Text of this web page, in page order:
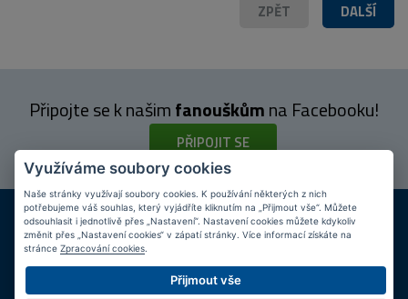
DALŠÍ
ZPĚT
Připojte se k našimfanouškůmna Facebooku!
PŘIPOJIT SE
DOPRAVA ZDARMA
Při nákupu nad 2 000 Kč
KAMENNÉ PRODEJNY
Jsme na trhu více než 10 let
Tipyk nákupu
Využíváme soubory cookies
Naše stránky využívají soubory cookies. K používání některých z nich
potřebujeme váš souhlas, který vyjádříte kliknutím na „Přijmout vše“. Můžete
odsouhlasit i jednotlivě přes „Nastavení“. Nastavení cookies můžete kdykoliv
změnit přes „Nastavení cookies“ v zápatí stránky. Více informací získáte na
stránce Zpracování cookies.
Přijmout vše